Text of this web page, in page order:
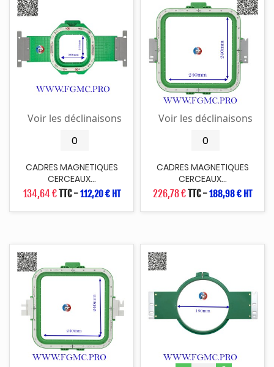
Voir les déclinaisons
CADRES MAGNETIQUES
CERCEAUX...
134,64 €TTC-112,20 € HT
Voir les déclinaisons
CADRES MAGNETIQUES
CERCEAUX...
226,78 €TTC-188,98 € HT